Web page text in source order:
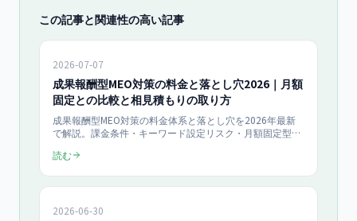
この記事と関連性の高い記事
2026-07-07
成果報酬型MEO対策の料金と落とし穴2026｜月額
固定との比較と相見積もりの取り方
成果報酬型MEO対策の料金体系と落とし穴を2026年最新
で解説。課金条件・キーワード設定リスク・月額固定型と
造を見抜く具体的な手順を事業者向けにまとめます。
読む
2026-06-30